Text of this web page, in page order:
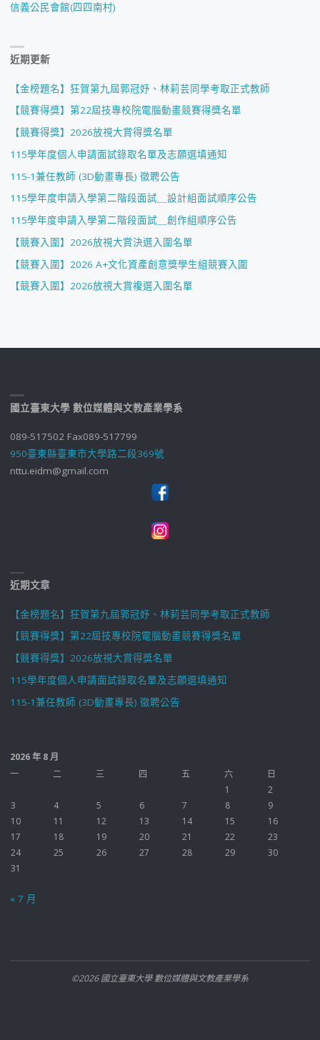
信義公民會館(四四南村)
近期更新
【金榜題名】狂賀第九屆郭冠妤、林莉芸同學考取正式教師
【競賽得獎】第22屆技專校院電腦動畫競賽得獎名單
【競賽得獎】2026放視大賞得獎名單
115學年度個人申請面試錄取名單及志願選填通知
115-1兼任教師 (3D動畫專長) 徵聘公告
115學年度申請入學第二階段面試＿設計組面試順序公告
115學年度申請入學第二階段面試＿創作組順序公告
【競賽入圍】2026放視大賞決選入圍名單
【競賽入圍】2026 A+文化資產創意獎學生組競賽入圍
【競賽入圍】2026放視大賞複選入圍名單
國立臺東大學 數位媒體與文教產業學系
089-517502 Fax089-517799
950臺東縣臺東市大學路二段369號
nttu.eidm@gmail.com
近期文章
【金榜題名】狂賀第九屆郭冠妤、林莉芸同學考取正式教師
【競賽得獎】第22屆技專校院電腦動畫競賽得獎名單
【競賽得獎】2026放視大賞得獎名單
115學年度個人申請面試錄取名單及志願選填通知
115-1兼任教師 (3D動畫專長) 徵聘公告
2026 年 8 月
一
二 三 四 五 六
日
1
2
3
4 5 6 7 8
9
10
11 12 13 14 15
16
17
18 19 20 21 22
23
24
25 26 27 28 29
30
31
« 7 月
©2026 國立臺東大學 數位媒體與文教產業學系